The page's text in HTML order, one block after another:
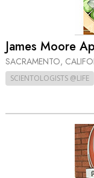
James Moore
SACRAMENTO,
SCIENTOLOGISTS @LIFE